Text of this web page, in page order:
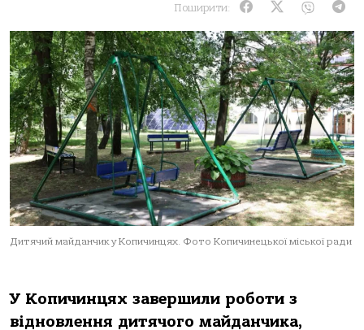
Поширити:
Дитячий майданчик у Копичинцях. Фото Копичинецької міської ради
У Копичинцях завершили роботи з
відновлення дитячого майданчика,